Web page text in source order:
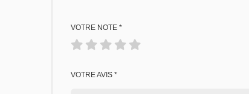
VOTRE NOTE *
VOTRE AVIS *